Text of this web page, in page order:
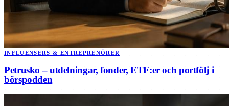
INFLUENSERS & ENTREPRENÖRER
Petrusko – utdelningar, fonder, ETF:er och portfölj i
börspodden